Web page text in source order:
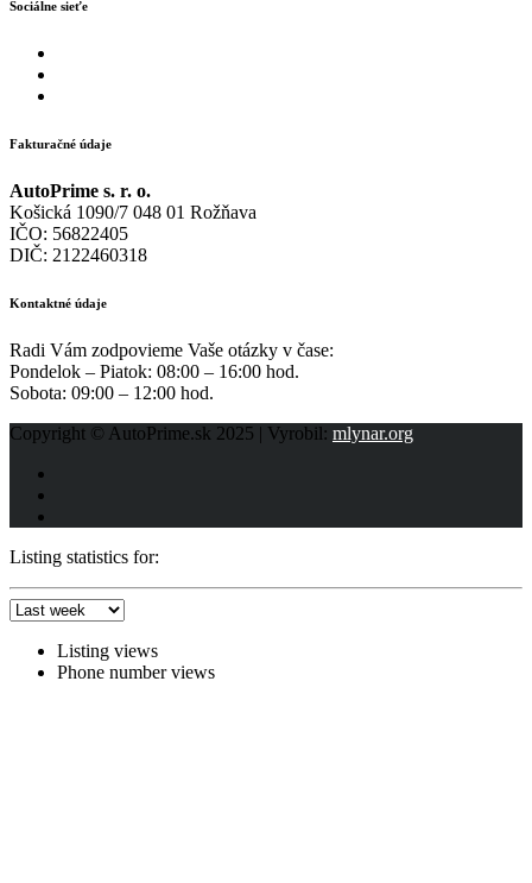
Sociálne sieťe
Fakturačné údaje
AutoPrime s. r. o.
Košická 1090/7 048 01 Rožňava
IČO: 56822405
DIČ: 2122460318
Kontaktné údaje
Radi Vám zodpovieme Vaše otázky v čase:
Pondelok – Piatok: 08:00 – 16:00 hod.
Sobota: 09:00 – 12:00 hod.
Copyright © AutoPrime.sk 2025 | Vyrobil: mlynar.org
Listing statistics for:
Listing views
Phone number views